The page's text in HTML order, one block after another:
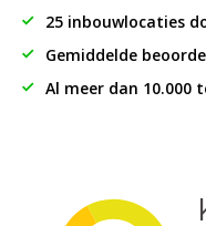
25 inbouwlocaties
Gemiddelde
Al meer dan 10.000